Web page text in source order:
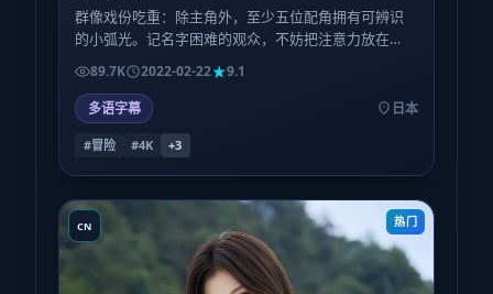
群像戏份吃重：除主角外，至少五位配角拥有可辨识
的小弧光。记名字困难的观众，不妨把注意力放在
「职业身份」而非姓名上，跟随线索会更轻松。
89.7K 2022-02-22
9.1
多语字幕
日本
#冒险 #4K +3
CN 热门